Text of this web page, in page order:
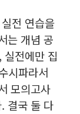
전 연습을
는 개념 공
전에만 집
시파라서
모의고사
결국 둘 다